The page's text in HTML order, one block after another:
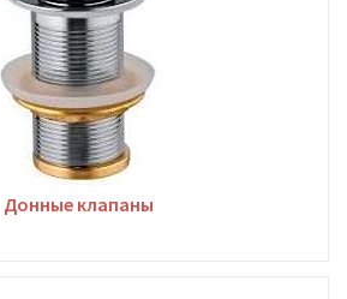
Донные клапаны